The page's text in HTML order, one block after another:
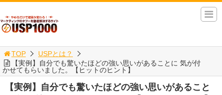
TOP
USPとは？
【実例】自分でも驚いたほどの強い思いがあることに 気が付
かせてもらいました。【ヒットのヒント】
【実例】自分でも驚いたほどの強い思いがあること